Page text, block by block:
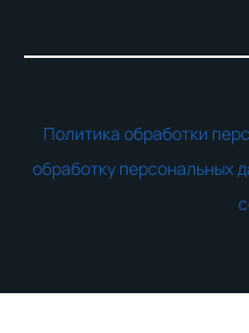
Политика обработки
обработку персональных